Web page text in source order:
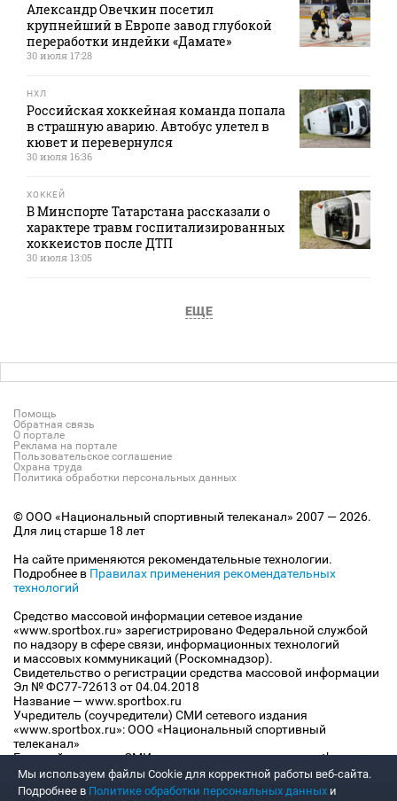
Александр Овечкин посетил
крупнейший в Европе завод глубокой
переработки индейки «Дамате»
30 июля 17:28
НХЛ
Российская хоккейная команда попала
в страшную аварию. Автобус улетел в
кювет и перевернулся
30 июля 16:36
ХОККЕЙ
В Минспорте Татарстана рассказали о
характере травм госпитализированных
хоккеистов после ДТП
30 июля 13:05
ЕЩЕ
Помощь
Обратная связь
О портале
Реклама на портале
Пользовательское соглашение
Охрана труда
Политика обработки персональных данных
© ООО «Национальный спортивный телеканал» 2007 — 2026.
Для лиц старше 18 лет
На сайте применяются рекомендательные технологии.
Подробнее в Правилах применения рекомендательных
технологий
Средство массовой информации сетевое издание
«www.sportbox.ru» зарегистрировано Федеральной службой
по надзору в сфере связи, информационных технологий
и массовых коммуникаций (Роскомнадзор).
Свидетельство о регистрации средства массовой информации
Эл № ФС77-72613 от 04.04.2018
Название — www.sportbox.ru
Учредитель (соучредители) СМИ сетевого издания
«www.sportbox.ru»: ООО «Национальный спортивный
телеканал»
Главный редактор СМИ сетевого издания «www.sportbox.ru»:
Конов В.А.
Номер телефона редакции СМИ сетевого издания
Мы используем файлы Сookie для корректной работы веб-сайта.
Подробнее в Политике обработки персональных данных и